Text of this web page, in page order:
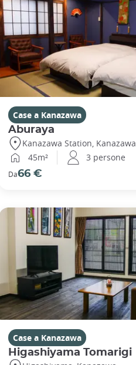
Case a Kanazawa
Aburaya
Kanazawa Station, Kanazawa
45m²
3 persone
Da66 €
Case a Kanazawa
Higashiyama Tomarigi